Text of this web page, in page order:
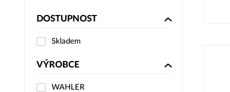
DOSTUPNOST
Skladem
VÝROBCE
WAHLER